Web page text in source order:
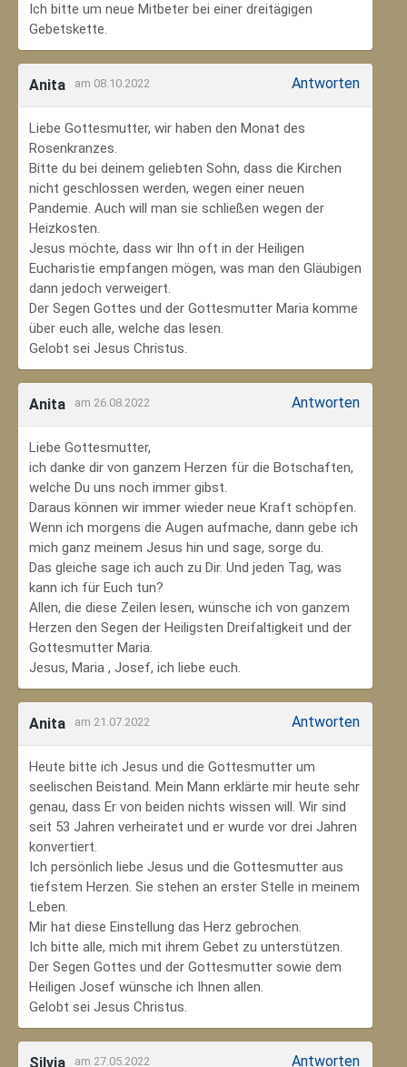
Ich bitte um neue Mitbeter bei einer dreitägigen
Gebetskette.
Anita am 08.10.2022 Antworten
Liebe Gottesmutter, wir haben den Monat des
Rosenkranzes.
Bitte du bei deinem geliebten Sohn, dass die Kirchen
nicht geschlossen werden, wegen einer neuen
Pandemie. Auch will man sie schließen wegen der
Heizkosten.
Jesus möchte, dass wir Ihn oft in der Heiligen
Eucharistie empfangen mögen, was man den Gläubigen
dann jedoch verweigert.
Der Segen Gottes und der Gottesmutter Maria komme
über euch alle, welche das lesen.
Gelobt sei Jesus Christus.
Anita am 26.08.2022 Antworten
Liebe Gottesmutter,
ich danke dir von ganzem Herzen für die Botschaften,
welche Du uns noch immer gibst.
Daraus können wir immer wieder neue Kraft schöpfen.
Wenn ich morgens die Augen aufmache, dann gebe ich
mich ganz meinem Jesus hin und sage, sorge du.
Das gleiche sage ich auch zu Dir. Und jeden Tag, was
kann ich für Euch tun?
Allen, die diese Zeilen lesen, wünsche ich von ganzem
Herzen den Segen der Heiligsten Dreifaltigkeit und der
Gottesmutter Maria.
Jesus, Maria , Josef, ich liebe euch.
Anita am 21.07.2022 Antworten
Heute bitte ich Jesus und die Gottesmutter um
seelischen Beistand. Mein Mann erklärte mir heute sehr
genau, dass Er von beiden nichts wissen will. Wir sind
seit 53 Jahren verheiratet und er wurde vor drei Jahren
konvertiert.
Ich persönlich liebe Jesus und die Gottesmutter aus
tiefstem Herzen. Sie stehen an erster Stelle in meinem
Leben.
Mir hat diese Einstellung das Herz gebrochen.
Ich bitte alle, mich mit ihrem Gebet zu unterstützen.
Der Segen Gottes und der Gottesmutter sowie dem
Heiligen Josef wünsche ich Ihnen allen.
Gelobt sei Jesus Christus.
Silvia am 27.05.2022 Antworten